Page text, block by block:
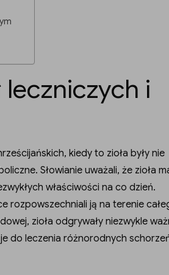
i
kiedy to zioła były nie
Słowianie uważali, że zioła
właściwości na co dzień.
rozpowszechniali ją na terenie
zioła odgrywały niezwykle
do leczenia różnorodnych